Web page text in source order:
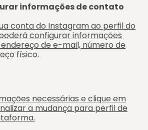
informações de contato
conta do Instagram ao perfil do
configurar informações
de e-mail, número de
físico.
necessárias e clique em
a mudança para perfil de